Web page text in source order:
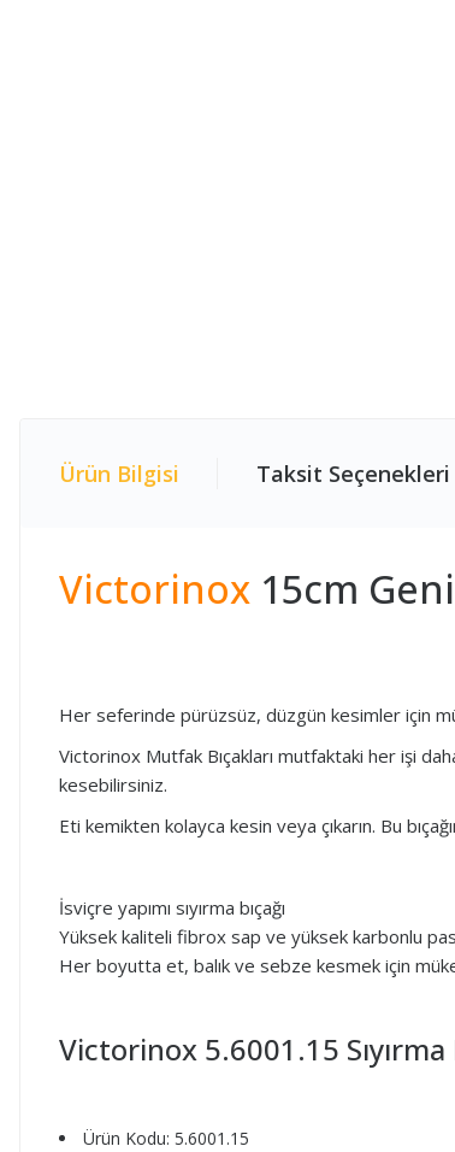
Ürün Bilgisi Taksit Seçenekleri
Victorinox 15cm
Her seferinde pürüzsüz, düzgün kesimler için
Victorinox Mutfak Bıçakları mutfaktaki her işi
kesebilirsiniz.
Eti kemikten kolayca kesin veya çıkarın. Bu
İsviçre yapımı sıyırma bıçağı
Yüksek kaliteli fibrox sap ve yüksek karbonlu
Her boyutta et, balık ve sebze kesmek için
Victorinox 5.6001.15 Sıyırma
Ürün Kodu: 5.6001.15